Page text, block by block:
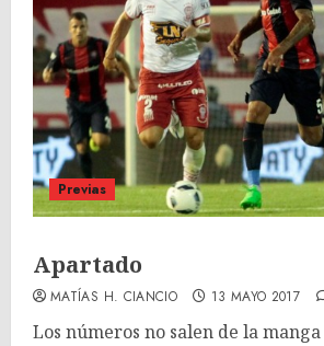
Previas
Apartado
MATÍAS H. CIANCIO 13 MAYO 2017
Los números no salen de la